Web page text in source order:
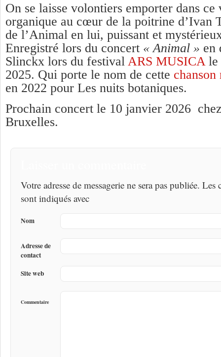
On se laisse volontiers emporter dans
organique au cœur de la poitrine
de l’Animal en lui, puissant et
Enregistré lors du concert « Animal » en
Slinckx lors du festival ARS MUSICA le
2025. Qui porte le nom de cette
en 2022 pour Les nuits botaniques.
Prochain concert le 10 janvier 2026
Bruxelles.
Votre adresse de messagerie ne sera pas publiée.
sont indiqués avec
Nom
Adresse de
contact
Site web
Commentaire